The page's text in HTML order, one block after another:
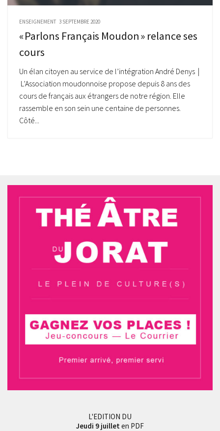
ENSEIGNEMENT 3 SEPTEMBRE 2020
« Parlons Français Moudon » relance ses
cours
Un élan citoyen au service de l’intégration André Denys |
L’Association moudonnoise propose depuis 8 ans des
cours de français aux étrangers de notre région. Elle
rassemble en son sein une centaine de personnes.
Côté...
L'EDITION DU
Jeudi 9 juillet en PDF